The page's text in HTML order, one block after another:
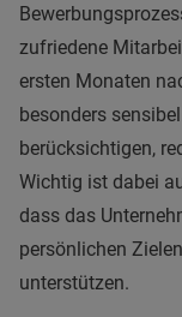
zufriedene
ersten Monaten
besonders
berücksichtigen,
Wichtig ist dabei
dass das
persönlichen
unterstützen.